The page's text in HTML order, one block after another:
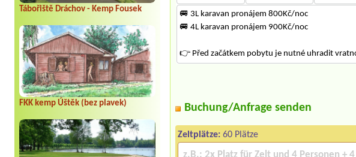
Tábořiště Dráchov - Kemp Fousek
FKK kemp Úštěk (bez plavek)
🚐 3L karavan pronájem 800Kč/noc
🚐 4L karavan pronájem 900Kč/noc
👉 Před začátkem pobytu je nutné uhradit
Buchung/Anfrage senden
Zeltplätze: 60 Plätze